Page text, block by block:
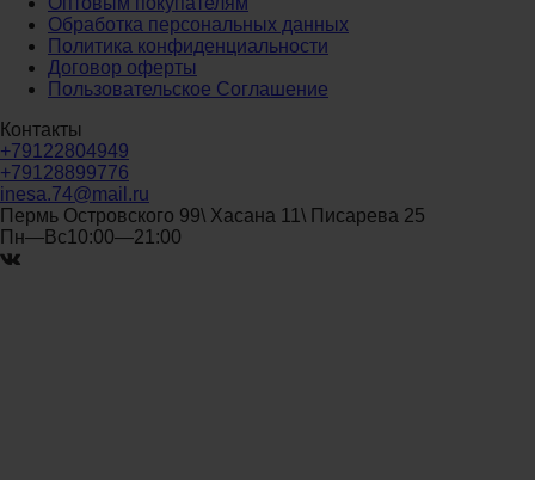
Обработка персональных данных
Политика конфиденциальности
Договор оферты
Пользовательское Соглашение
Контакты
+79122804949
+79128899776
inesa.74@mail.ru
Пермь Островского 99\ Хасана 11\ Писарева 25
Пн—Вс10:00—21:00